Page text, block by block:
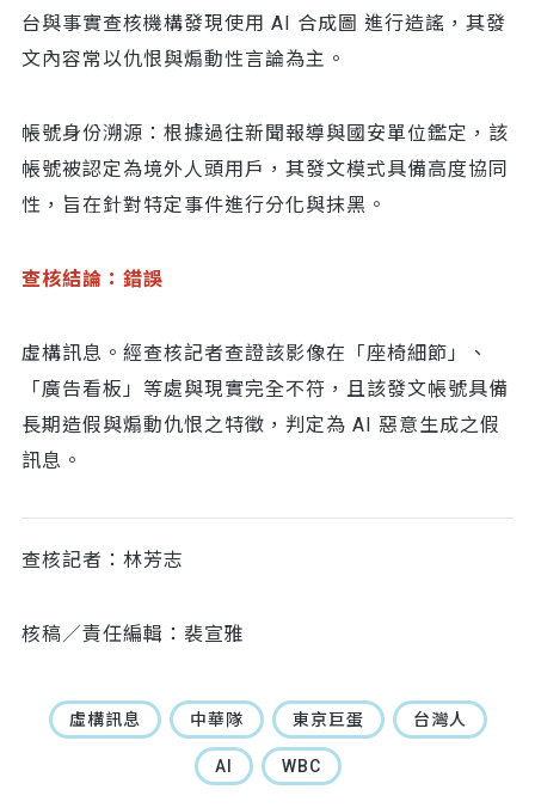
台與事實查核機構發現使用 AI 合成圖 進行造謠，其發
文內容常以仇恨與煽動性言論為主。
帳號身份溯源：根據過往新聞報導與國安單位鑑定，該
帳號被認定為境外人頭用戶，其發文模式具備高度協同
性，旨在針對特定事件進行分化與抹黑。
查核結論：錯誤
虛構訊息。經查核記者查證該影像在「座椅細節」、
「廣告看板」等處與現實完全不符，且該發文帳號具備
長期造假與煽動仇恨之特徵，判定為 AI 惡意生成之假
訊息。
查核記者：林芳志
核稿／責任編輯：裴宣雅
虛構訊息 中華隊 東京巨蛋 台灣人
AI WBC